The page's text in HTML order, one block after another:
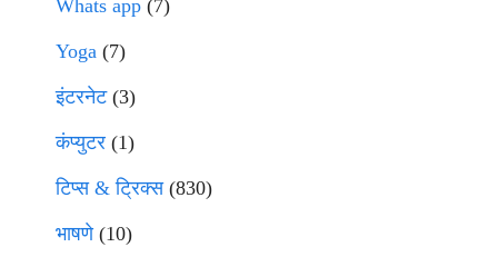
Whats app (7)
Yoga (7)
इंटरनेट(3)
कंप्युटर (1)
टिप्स & ट्रिक्स(830)
भाषणे(10)